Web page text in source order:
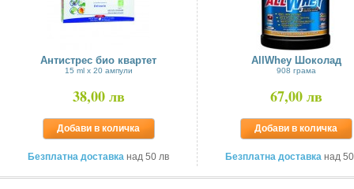
Антистрес био квартет
15 ml x 20 ампули
38,00 лв
Добави в количка
Безплатна доставка над 50 лв
AllWhey Шоколад
908 грама
67,00 лв
Добави в количка
Безплатна доставка над